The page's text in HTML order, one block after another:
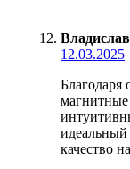
12.03.2025
Благодаря
качество